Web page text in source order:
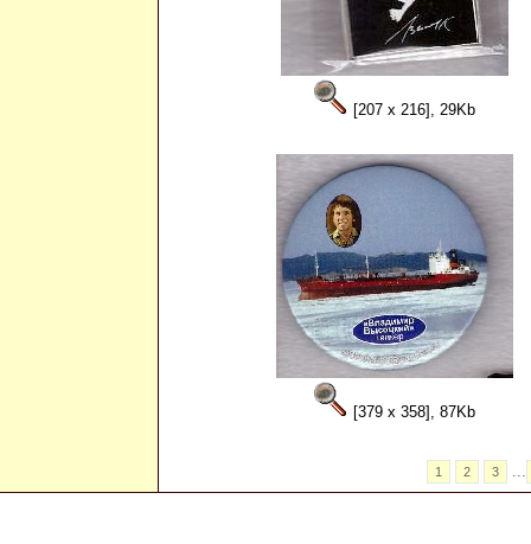
[207 x 216], 29Kb
[379 x 358], 87Kb
1 2 3 ...